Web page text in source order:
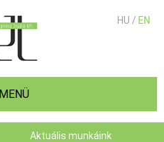
MENÜ
HU / EN
Aktuális munkáink